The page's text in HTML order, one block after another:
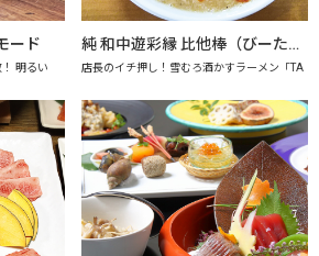
ード
明るい
純 和中遊彩縁 比他棒（びーたーばん）
店長のイチ押し！雪むろ酒かすラーメン「TA